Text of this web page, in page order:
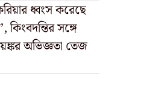
ধ্বংস করেছে
কিংবদন্তির সঙ্গে
অভিজ্ঞতা তেজ